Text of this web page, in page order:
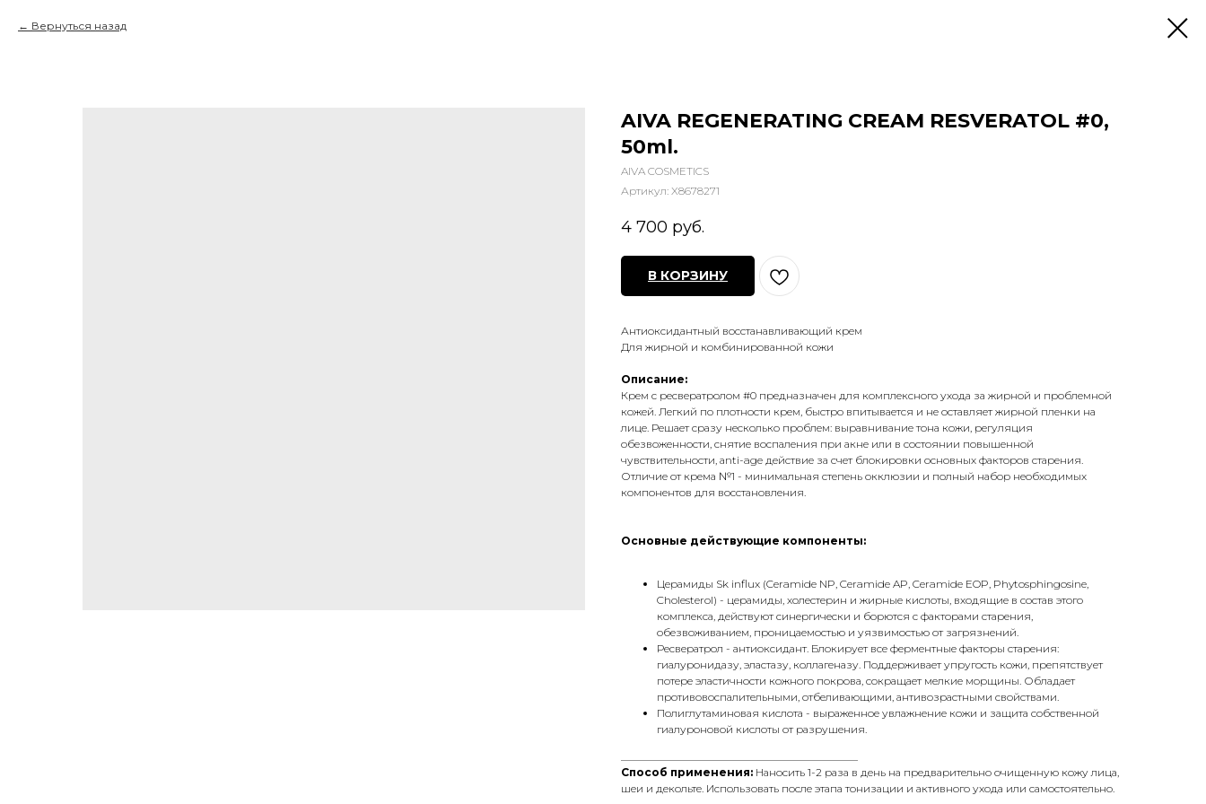
Вернуться назад
AIVA REGENERATING CREAM RESVERATOL #0,
50ml.
AIVA COSMETICS
Артикул: X8678271
4 700 руб.
В КОРЗИНУ
Антиоксидантный восстанавливающий крем
Для жирной и комбинированной кожи
Описание:
Крем с ресвератролом #0 предназначен для комплексного ухода за жирной и проблемной
кожей. Легкий по плотности крем, быстро впитывается и не оставляет жирной пленки на
лице. Решает сразу несколько проблем: выравнивание тона кожи, регуляция
обезвоженности, снятие воспаления при акне или в состоянии повышенной
чувствительности, аnti-age действие за счет блокировки основных факторов старения.
Отличие от крема №1 - минимальная степень окклюзии и полный набор необходимых
компонентов для восстановления.
Основные действующие компоненты:
Церамиды Sk influx (Ceramide NP, Ceramide AP, Ceramide EOP, Phytosphingosine,
Cholesterol) - церамиды, холестерин и жирные кислоты, входящие в состав этого
комплекса, действуют синергически и борются с факторами старения,
обезвоживанием, проницаемостью и уязвимостью от загрязнений.
Ресвератрол - антиоксидант. Блокирует все ферментные факторы старения:
гиалуронидазу, эластазу, коллагеназу. Поддерживает упругость кожи, препятствует
потере эластичности кожного покрова, сокращает мелкие морщины. Обладает
противовоспалительными, отбеливающими, антивозрастными свойствами.
Полиглутаминовая кислота - выраженное увлажнение кожи и защита собственной
гиалуроновой кислоты от разрушения.
Способ применения: Наносить 1-2 раза в день на предварительно очищенную кожу лица,
шеи и декольте. Использовать после этапа тонизации и активного ухода или самостоятельно.